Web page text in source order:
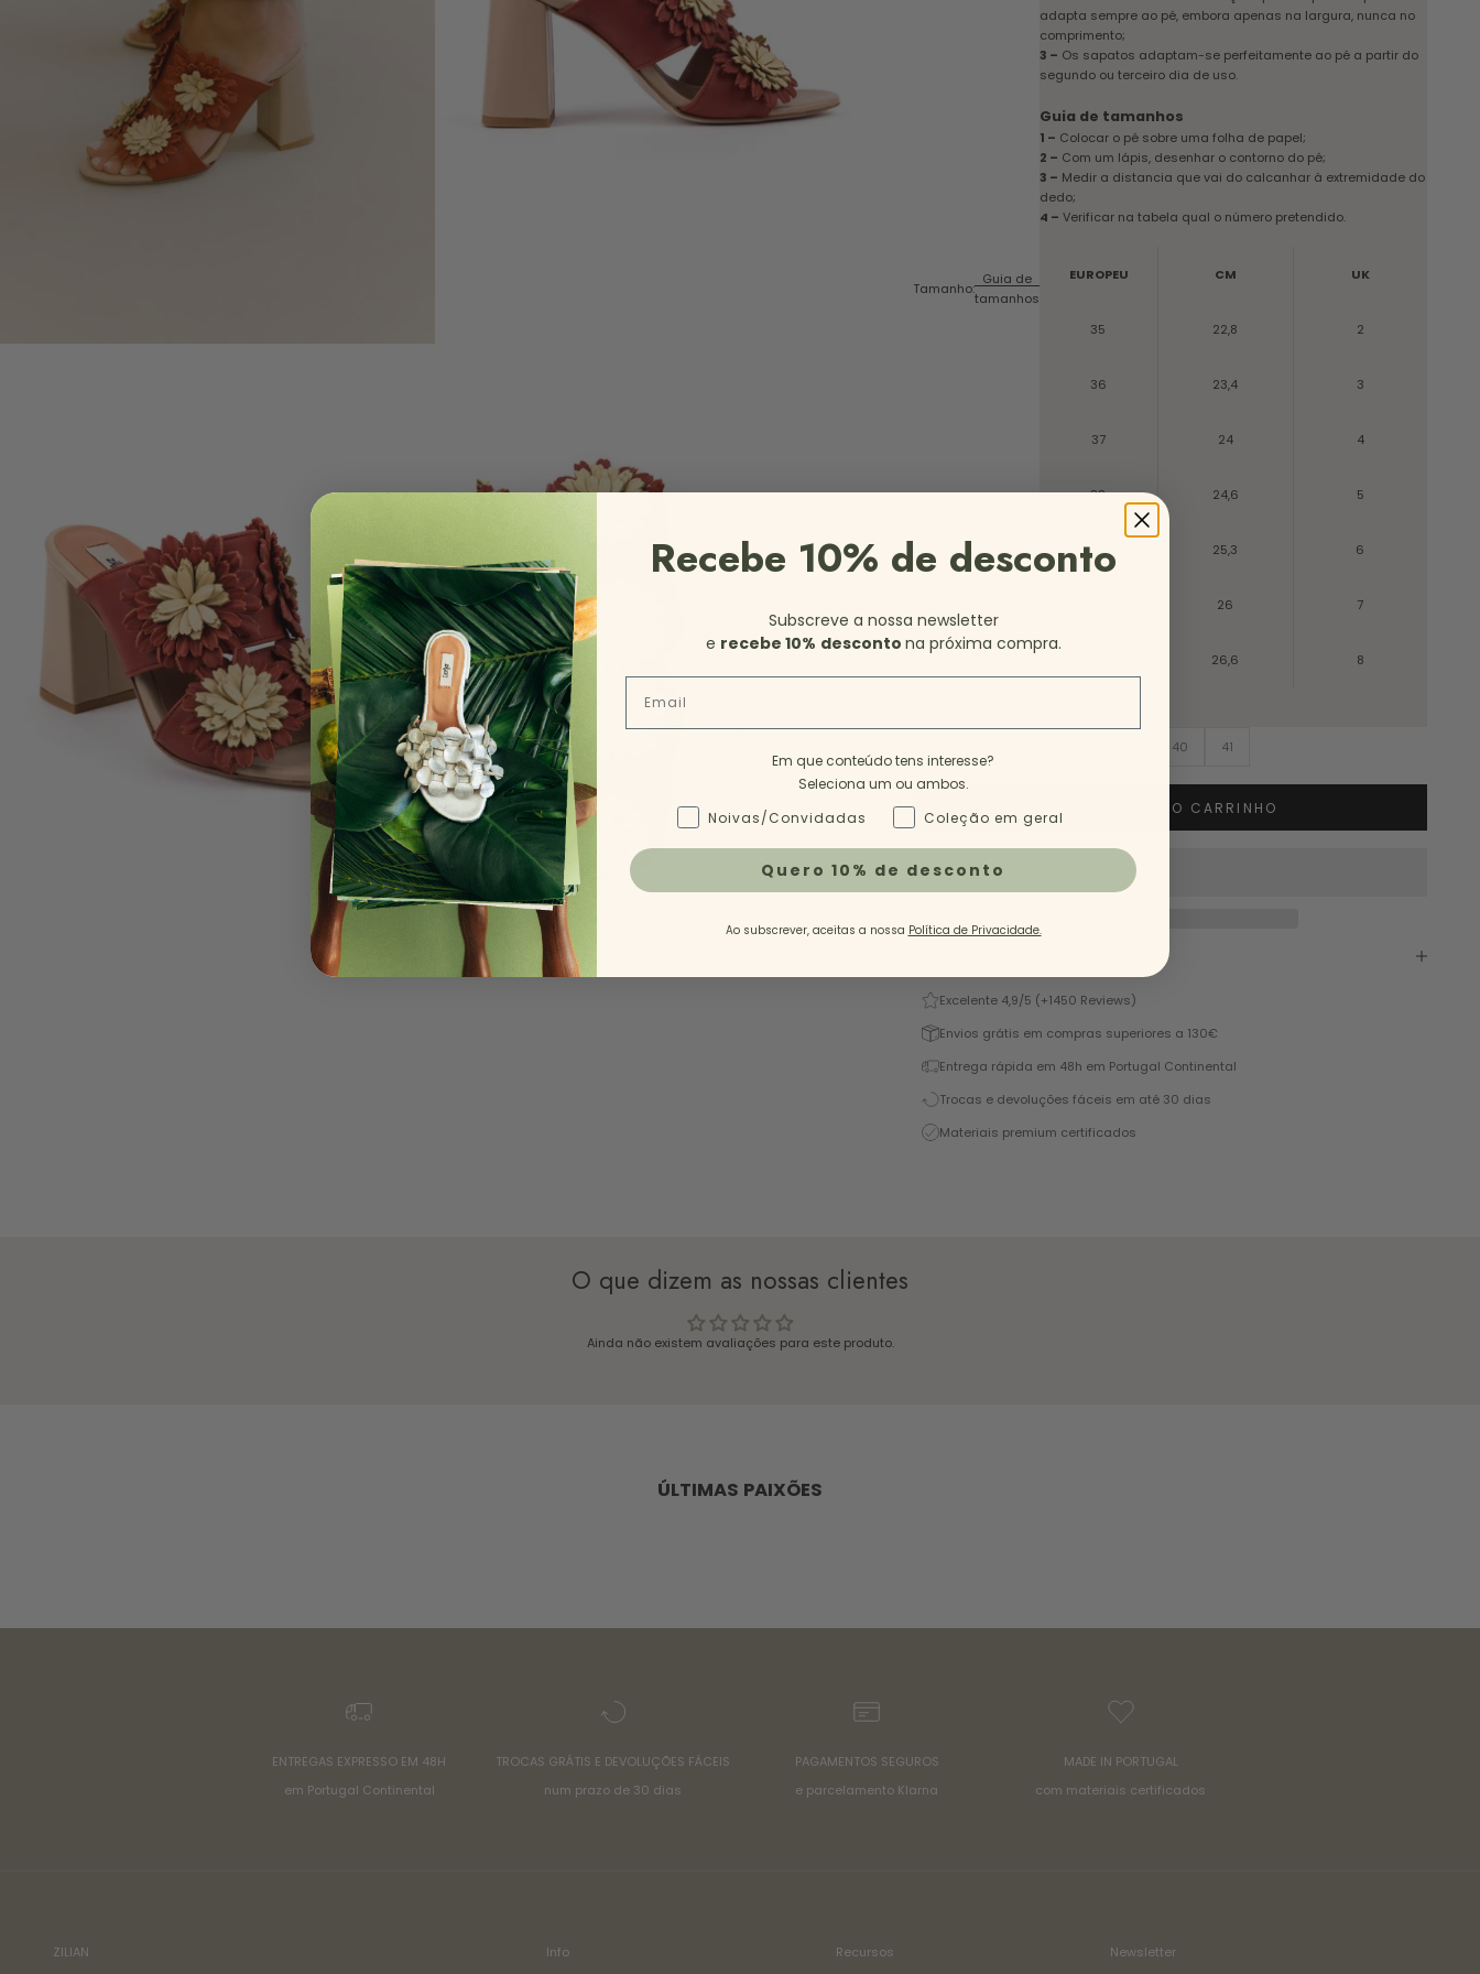
Tamanho:
Guia de
tamanhos
adapta sempre ao pé, embora apenas na largura, nunca no
comprimento;
3 – Os sapatos adaptam-se perfeitamente ao pé a partir do
segundo ou terceiro dia de uso.
Guia de tamanhos
1 – Colocar o pé sobre uma folha de papel;
2 – Com um lápis, desenhar o contorno do pé;
3 – Medir a distancia que vai do calcanhar à extremidade do
dedo;
4 – Verificar na tabela qual o número pretendido.
EUROPEU CM UK
35 22,8 2
36 23,4 3
37 24 4
38 24,6 5
39 25,3 6
26 7
26,6 8
40 41
ADICIONAR AO CARRINHO
Excelente 4,9/5 (+1450 Reviews)
Envios grátis em compras superiores a 130€
Entrega rápida em 48h em Portugal Continental
Trocas e devoluções fáceis em até 30 dias
Materiais premium certificados
O que dizem as nossas clientes
Ainda não existem avaliações para este produto.
ÚLTIMAS PAIXÕES
ENTREGAS EXPRESSO EM 48H
em Portugal Continental
TROCAS GRÁTIS E DEVOLUÇÕES FÁCEIS
num prazo de 30 dias
PAGAMENTOS SEGUROS
e parcelamento Klarna
MADE IN PORTUGAL
com materiais certificados
ZILIAN Info Recursos Newsletter
Recebe 10% de desconto
Subscreve a nossa newsletter
e recebe 10% desconto na próxima compra.
Em que conteúdo tens interesse?
Seleciona um ou ambos.
Tipo de Conteúdo - NL
Noivas/Convidadas Coleção em geral
Quero 10% de desconto
Ao subscrever, aceitas a nossa Política de Privacidade.